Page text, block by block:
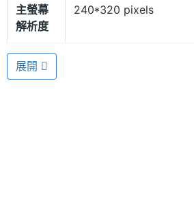
楚的劃分出私人及工作時間，讓您
受打擾的生活。
主螢幕
解析度
240*320 pixels
主螢幕
材質
展開